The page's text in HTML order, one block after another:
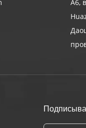
обеспечением
архитектура,
A6,